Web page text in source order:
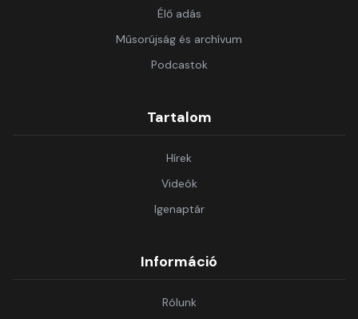
Élő adás
Műsorújság és archívum
Podcastok
Tartalom
Hírek
Videók
Igenaptár
Információ
Rólunk